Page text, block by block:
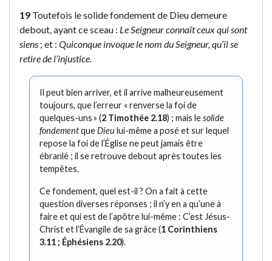
19 Toutefois le solide fondement de Dieu demeure
debout, ayant ce sceau : Le Seigneur connaît ceux qui sont
siens ; et : Quiconque invoque le nom du Seigneur, qu’il se
retire de l’injustice.
Il peut bien arriver, et il arrive malheureusement
toujours, que l’erreur « renverse la foi de
quelques-uns » (2 Timothée 2.18) ; mais lesolide
fondementqueDieu lui-même a posé et sur lequel
repose la foi de l’Église ne peut jamais être
ébranlé ; il se retrouve debout après toutes les
tempêtes.
Ce fondement, quel est-il ? On a fait à cette
question diverses réponses ; il n’y en a qu’une à
faire et qui est de l’apôtre lui-même : C’est Jésus-
Christ et l’Évangile de sa grâce (1 Corinthiens
3.11 ; Éphésiens 2.20).